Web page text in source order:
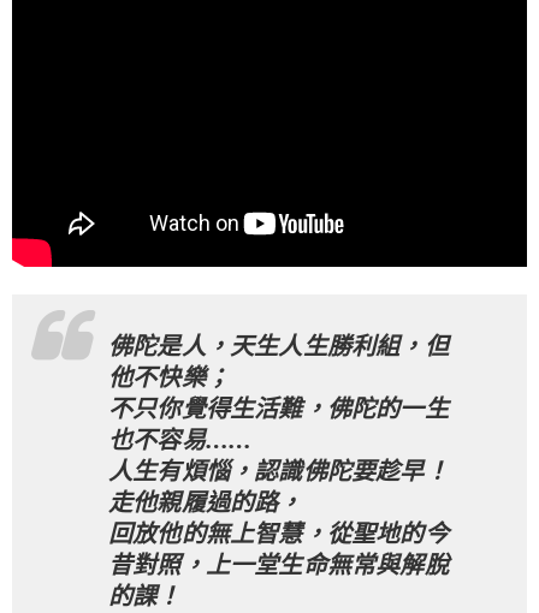
佛陀是人，天生人生勝利組，但
他不快樂；
不只你覺得生活難，佛陀的一生
也不容易……
人生有煩惱，認識佛陀要趁早！
走他親履過的路，
回放他的無上智慧，從聖地的今
昔對照，上一堂生命無常與解脫
的課！